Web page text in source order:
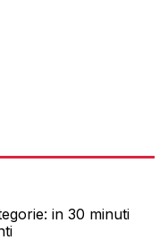
in 30 minuti